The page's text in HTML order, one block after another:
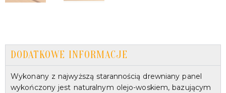
DODATKOWE INFORMACJE
Wykonany z najwyższą starannością drewniany panel
wykończony jest naturalnym olejo-woskiem, bazującym